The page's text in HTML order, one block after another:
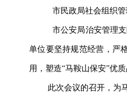
市民政局社会组织管
市公安局治安管理
单位要坚持规范经营，严
用，塑造“马鞍山保安”优
此次会议的召开，为